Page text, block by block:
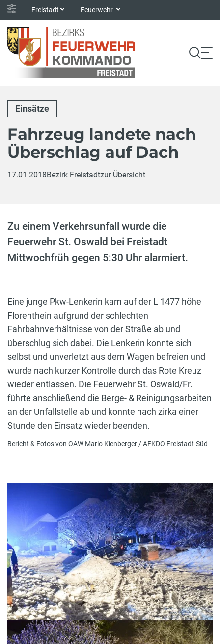
Freistadt Feuerwehr
Einsätze
Fahrzeug landete nach
Überschlag auf Dach
17.01.2018Bezirk Freistadtzur Übersicht
Zu einem Verkehrsunfall wurde die
Feuerwehr St. Oswald bei Freistadt
Mittwochfrüh gegen 5:30 Uhr alarmiert.
Eine junge Pkw-Lenkerin kam auf der L 1477 höhe
Florenthein aufgrund der schlechten
Fahrbahnverhältnisse von der Straße ab und
überschlug sich dabei. Die Lenkerin konnte sich
selbst und unverletzt aus dem Wagen befreien und
wurde nach kurzer Kontrolle durch das Rote Kreuz
wieder entlassen. Die Feuerwehr St. Oswald/Fr.
führte anschließend die Berge- & Reinigungsarbeiten
an der Unfallstelle ab und konnte nach zirka einer
Stunde den Einsatz wieder beenden.
Bericht & Fotos von OAW Mario Kienberger / AFKDO Freistadt-Süd